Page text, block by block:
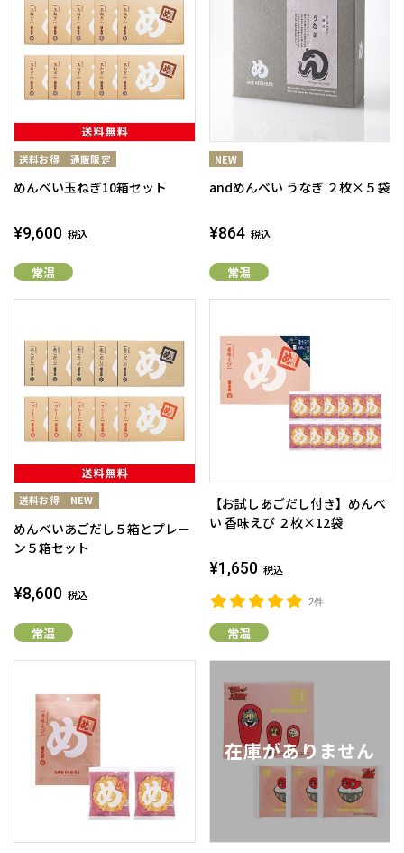
めんべい玉ねぎ10箱セット
¥9,600 税込
常温
andめんべい うなぎ ２枚×５袋
¥864 税込
常温
めんべいあごだし５箱とプレー
ン５箱セット
¥8,600 税込
常温
【お試しあごだし付き】めんべ
い 香味えび ２枚×12袋
2件
¥1,650 税込
常温